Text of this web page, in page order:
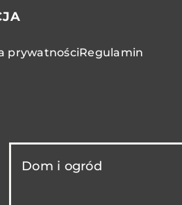
prywatnościRegulamin
Dom i ogród